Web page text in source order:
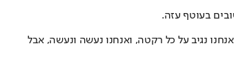
בעוטף עזה.
בדיוק מה שאנחנו אומרים. ההיסטוריה חוזרת. ככה זה התחיל ב-2001, ברצועת עזה. אמרו אז אנחנו נגיב על כל רקטה, ואנחנו נעשה ונעשה, אבל